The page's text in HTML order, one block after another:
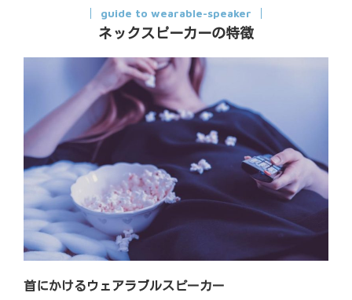
guide to wearable-speaker
ネックスピーカーの特徴
首にかけるウェアラブルスピーカー